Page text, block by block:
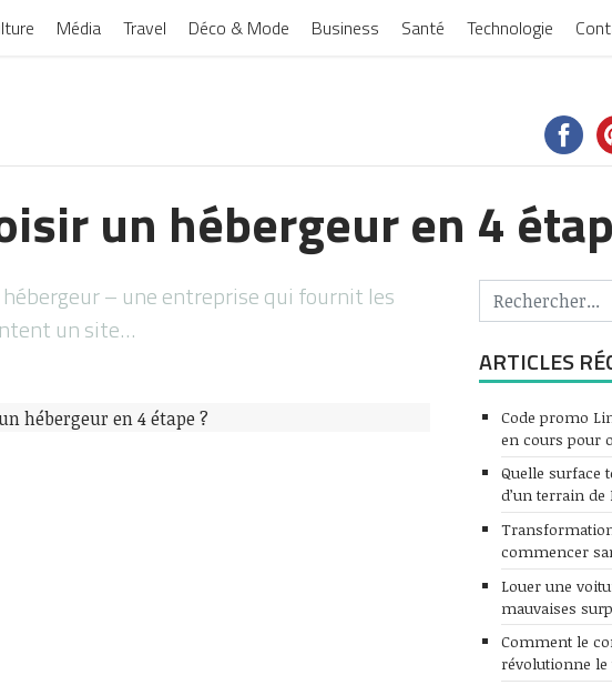
Média Travel Déco & Mode Business Santé Technologie
un hébergeur en 4
hébergeur – une entreprise qui fournit les
un site…
ARTICLES
Code promo
en cours pour
Quelle surface
d’un terrain de
commencer
Louer une
mauvaises
Comment le
révolutionne